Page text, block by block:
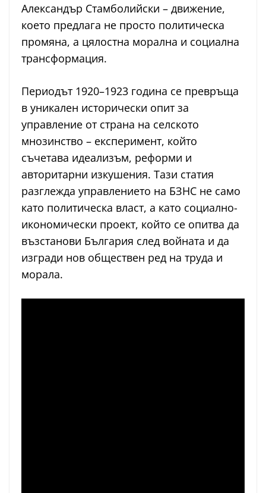
Александър Стамболийски – движение,
което предлага не просто политическа
промяна, а цялостна морална и социална
трансформация.
Периодът 1920–1923 година се превръща
в уникален исторически опит за
управление от страна на селското
мнозинство – експеримент, който
съчетава идеализъм, реформи и
авторитарни изкушения. Тази статия
разглежда управлението на БЗНС не само
като политическа власт, а като социално-
икономически проект, който се опитва да
възстанови България след войната и да
изгради нов обществен ред на труда и
морала.